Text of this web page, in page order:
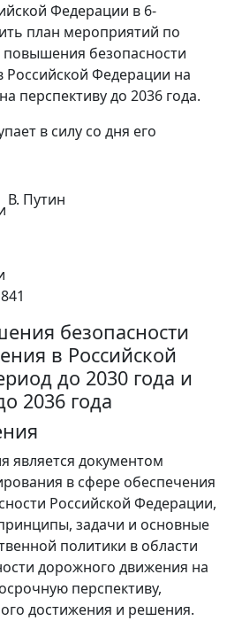
Федерации в 6-
план мероприятий по
повышения безопасности
Федерации на
перспективу до 2036 года.
в силу со дня его
В. Путин
безопасности
в Российской
до 2030 года и
2036 года
является документом
в сфере обеспечения
Российской Федерации,
задачи и основные
политики в области
дорожного движения на
перспективу,
достижения и решения.